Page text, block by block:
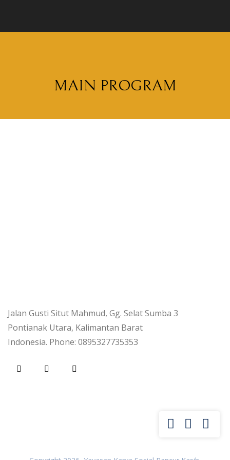
MAIN PROGRAM
Jalan Gusti Situt Mahmud, Gg. Selat Sumba 3
Pontianak Utara, Kalimantan Barat
Indonesia. Phone: 0895327735353